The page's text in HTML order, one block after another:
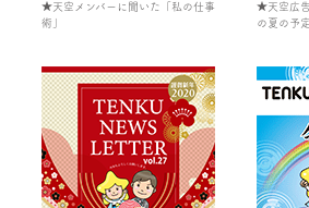
★天空メンバーに聞いた「私の仕事
術」
★天空広
の夏の予